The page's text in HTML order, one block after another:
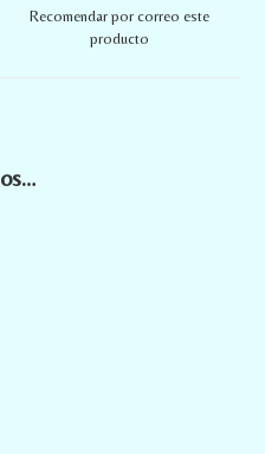
Recomendar por correo este
producto